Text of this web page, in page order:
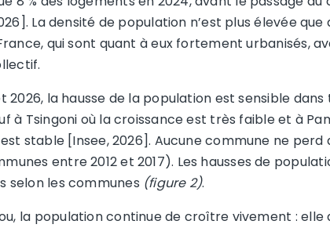
La densité de population n’est plus élevée
qui sont quant à eux fortement urbanisés,
2026, la hausse de la population est sensible
à Tsingoni où la croissance est très faible et à
stable [Insee, 2026]. Aucune commune ne perd
entre 2012 et 2017). Les hausses de
selon les communes (figure 2).
la population continue de croître vivement : elle